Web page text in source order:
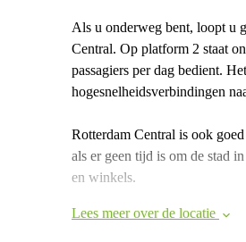
Als u onderweg bent, loopt u
Central. Op platform 2 staat
passagiers per dag bedient.
hogesnelheidsverbindingen
Rotterdam Central is ook
als er geen tijd is om de stad
en winkels.
Lees meer over de locatie